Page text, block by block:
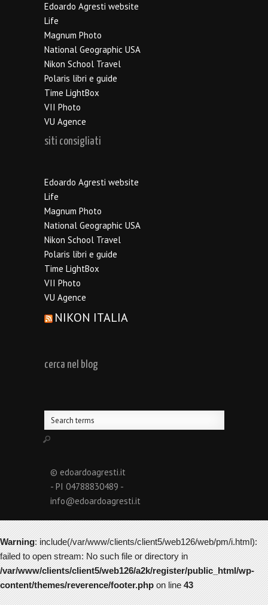
Edoardo Agresti website
Life
Magnum Photo
National Geographic USA
Nikon School Travel
Polaris libri e guide
Time LightBox
VII Photo
VU Agence
siti consigliati
Edoardo Agresti website
Life
Magnum Photo
National Geographic USA
Nikon School Travel
Polaris libri e guide
Time LightBox
VII Photo
VU Agence
NIKON ITALIA
cerca nel blog
© edoardoagresti.it
- PI 04788830489 -
info@edoardoagresti.it
Warning: include(/var/www/clients/client5/web126/web/pm/i.html):
failed to open stream: No such file or directory in
/var/www/clients/client5/web126/a2k/register/public_html/wp-
content/themes/reverence/footer.phpon line43